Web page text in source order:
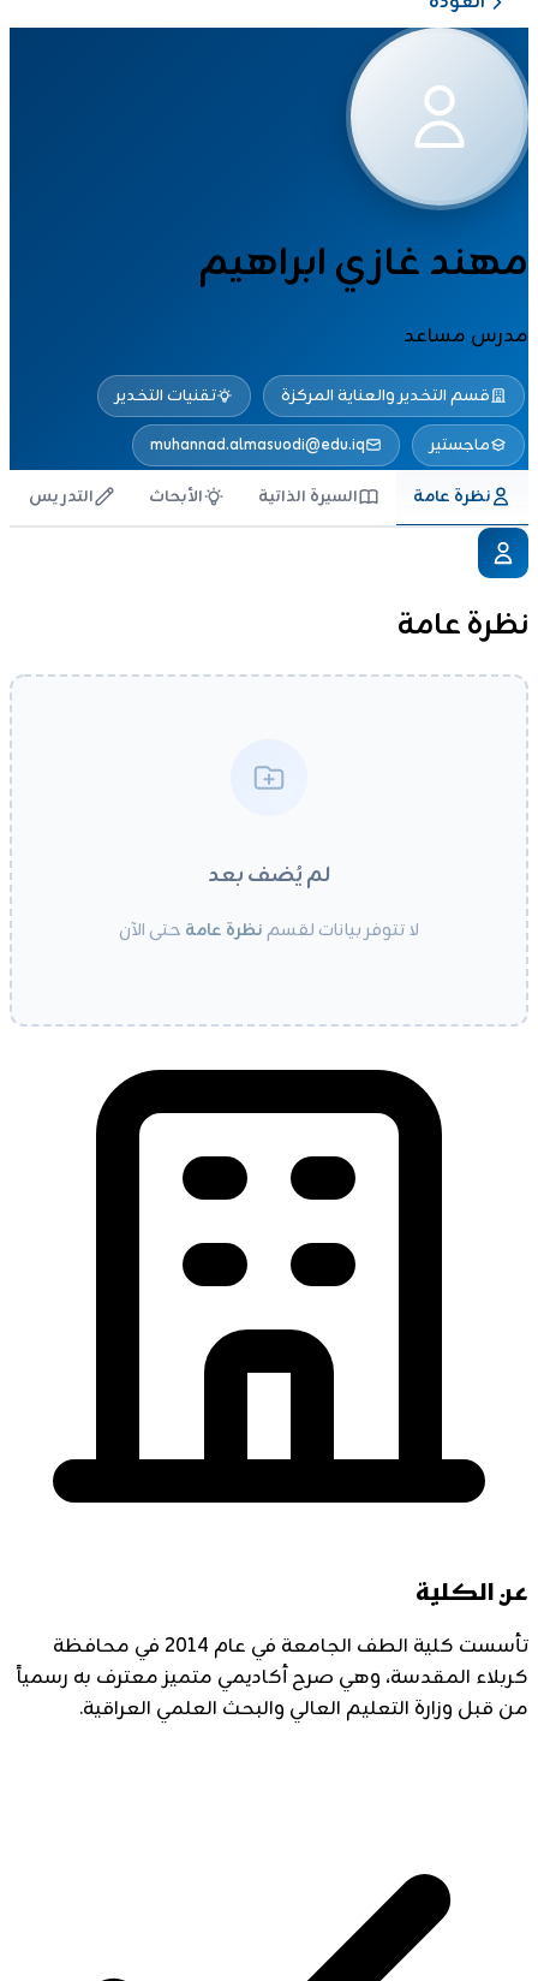
مهند غازي ابراهيم
مدرس مساعد
قسم التخدير والعناية المركزة
تقنيات التخدير
ماجستير
muhannad.almasuodi@edu.iq
نظرة عامة
السيرة الذاتية الأبحاث التدريس
نظرة عامة
لم يُضف بعد
لا تتوفر بيانات لقسمنظرة عامة حتى الآن
عن الكلية
تأسست كلية الطف الجامعة في عام 2014 في محافظة
كربلاء المقدسة، وهي صرح أكاديمي متميز معترف به رسمياً
من قبل وزارة التعليم العالي والبحث العلمي العراقية.